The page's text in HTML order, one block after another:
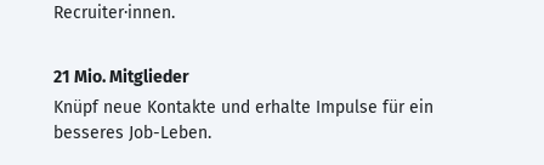
Recruiter·innen.
21 Mio. Mitglieder
Knüpf neue Kontakte und erhalte Impulse für ein
besseres Job-Leben.